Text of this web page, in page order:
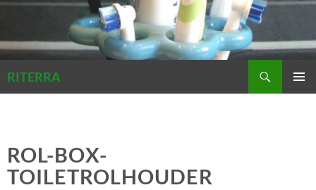
RITERRA
ROL-BOX-
TOILETROLHOUDER